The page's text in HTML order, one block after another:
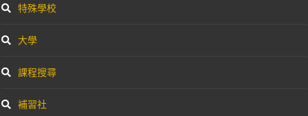
特殊學校
大學
課程搜尋
補習社